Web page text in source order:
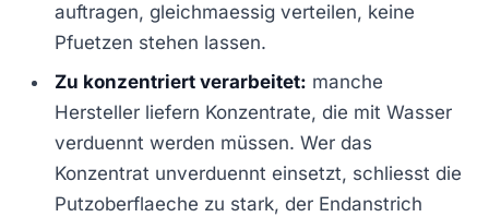
auftragen, gleichmaessig verteilen, keine
Pfuetzen stehen lassen.
Zu konzentriert verarbeitet: manche
Hersteller liefern Konzentrate, die mit Wasser
verduennt werden müssen. Wer das
Konzentrat unverduennt einsetzt, schliesst die
Putzoberflaeche zu stark, der Endanstrich